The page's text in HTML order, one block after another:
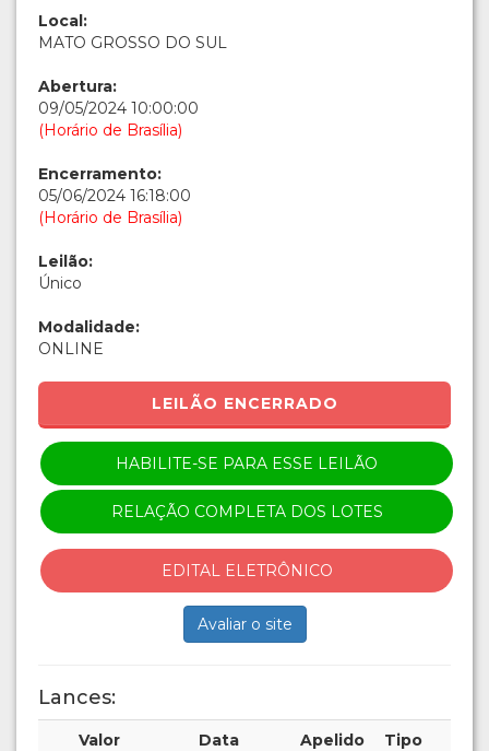
Local:
MATO GROSSO DO SUL
Abertura:
09/05/2024 10:00:00
(Horário de Brasília)
Encerramento:
05/06/2024 16:18:00
(Horário de Brasília)
Leilão:
Único
Modalidade:
ONLINE
LEILÃO ENCERRADO
HABILITE-SE PARA ESSE LEILÃO
RELAÇÃO COMPLETA DOS LOTES
EDITAL ELETRÔNICO
Avaliar o site
Lances:
Valor Data Apelido Tipo